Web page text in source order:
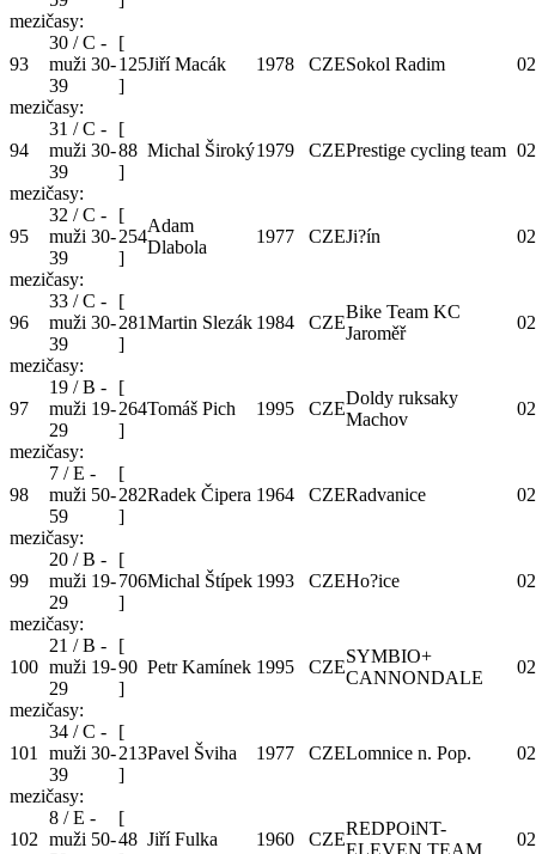
mezičasy:
93
30 / C -
muži 30-
39
[
125
]
Jiří Macák 1978 CZESokol Radim
mezičasy:
94
31 / C -
muži 30-
39
[
88
]
Michal Široký1979 CZEPrestige cycling team
mezičasy:
95
32 / C -
muži 30-
39
[
254
]
Adam
Dlabola
1977 CZEJi?ín
mezičasy:
96
33 / C -
muži 30-
39
[
281
]
Martin Slezák 1984 CZE
Bike Team KC
Jaroměř
mezičasy:
97
19 / B -
muži 19-
29
[
264
]
Tomáš Pich 1995 CZE
Doldy ruksaky
Machov
mezičasy:
98
7 / E -
muži 50-
59
[
282
]
Radek Čipera 1964 CZERadvanice
mezičasy:
99
20 / B -
muži 19-
29
[
706
]
Michal Štípek 1993 CZEHo?ice
mezičasy:
100
21 / B -
muži 19-
29
[
90
]
Petr Kamínek 1995 CZE
SYMBIO+
CANNONDALE
mezičasy:
101
34 / C -
muži 30-
39
[
213
]
Pavel Šviha 1977 CZELomnice n. Pop.
mezičasy:
102
8 / E -
muži 50-
[
48 Jiří Fulka 1960 CZE
REDPOiNT-